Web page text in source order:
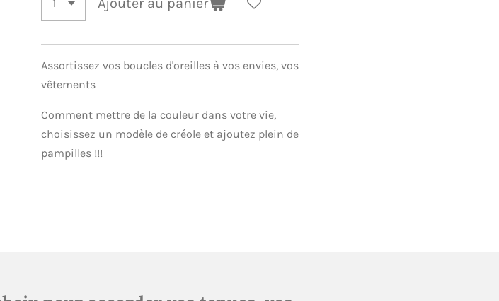
Ajouter au panier
Assortissez vos boucles d'oreilles à vos envies, vos
vêtements
Comment mettre de la couleur dans votre vie,
choisissez un modèle de créole et ajoutez plein de
pampilles !!!